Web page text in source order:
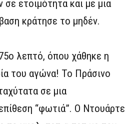
σε ετοιμότητα και με μια
κράτησε το μηδέν.
λεπτό, όπου χάθηκε η
του αγώνα! Το Πράσινο
σε μια
“φωτιά”. Ο Ντουάρτε